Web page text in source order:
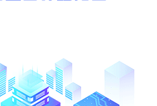
）政府采购严重违法失信行为记